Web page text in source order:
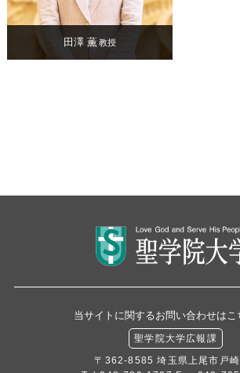
田澤 薫教授
当サイトに関するお問い合わせはこ
聖学院大学広報課
〒362-8585 埼玉県上尾市戸